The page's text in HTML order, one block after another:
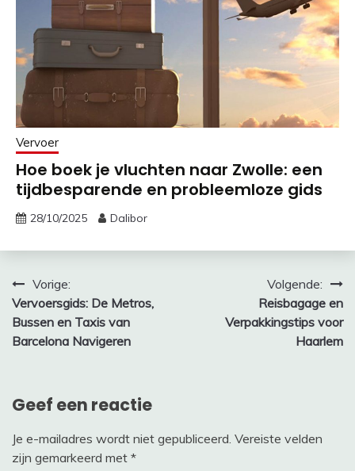
Vervoer
Hoe boek je vluchten naar Zwolle: een
tijdbesparende en probleemloze gids
28/10/2025 Dalibor
Bericht
navigatie
Vorige:
Vervoersgids: De Metros,
Bussen en Taxis van
Barcelona Navigeren
Volgende:
Reisbagage en
Verpakkingstips voor
Haarlem
Geef een reactie
Je e-mailadres wordt niet gepubliceerd. Vereiste velden
zijn gemarkeerd met *